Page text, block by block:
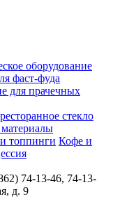
оборудование
фаст-фуда
для прачечных
стекло
топпинги Кофе и
74-13-46, 74-13-
д. 9